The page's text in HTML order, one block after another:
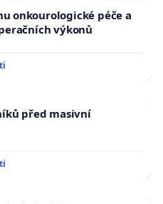
onkourologické péče a
výkonů
před masivní